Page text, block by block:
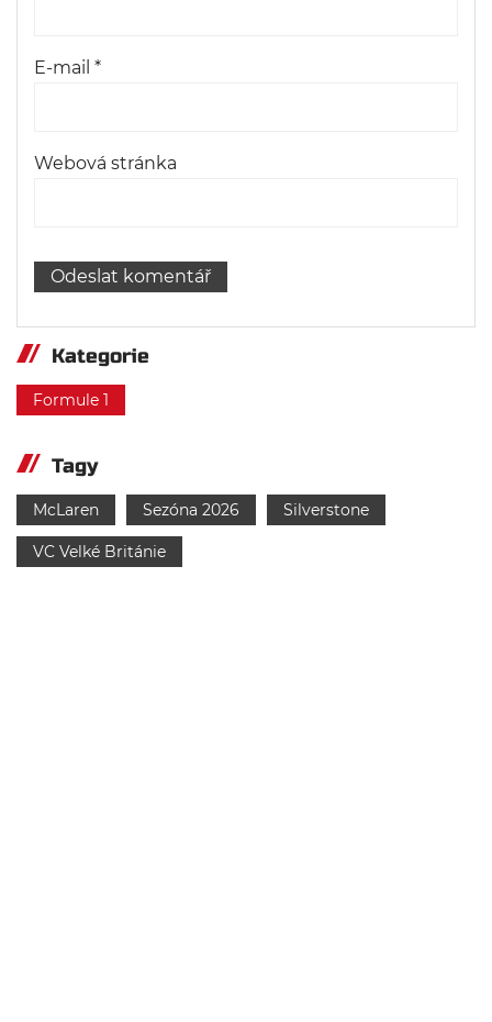
E-mail *
Webová stránka
Kategorie
Formule 1
Tagy
McLaren Sezóna 2026 Silverstone
VC Velké Británie